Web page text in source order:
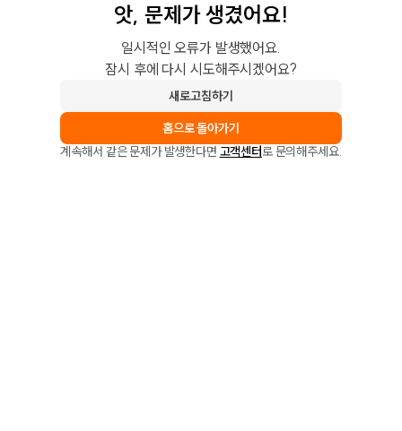
앗, 문제가 생겼어요!
일시적인 오류가 발생했어요.
잠시 후에 다시 시도해주시겠어요?
새로고침하기
홈으로 돌아가기
계속해서 같은 문제가 발생한다면 고객센터로 문의해주세요.